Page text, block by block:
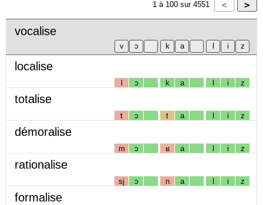
1 à 100 sur 4551
vocalise
localise
l ɔ k a l i z
totalise
t ɔ t a l i z
démoralise
m ɔ ʁ a l i z
rationalise
sj ɔ n a l i z
formalise